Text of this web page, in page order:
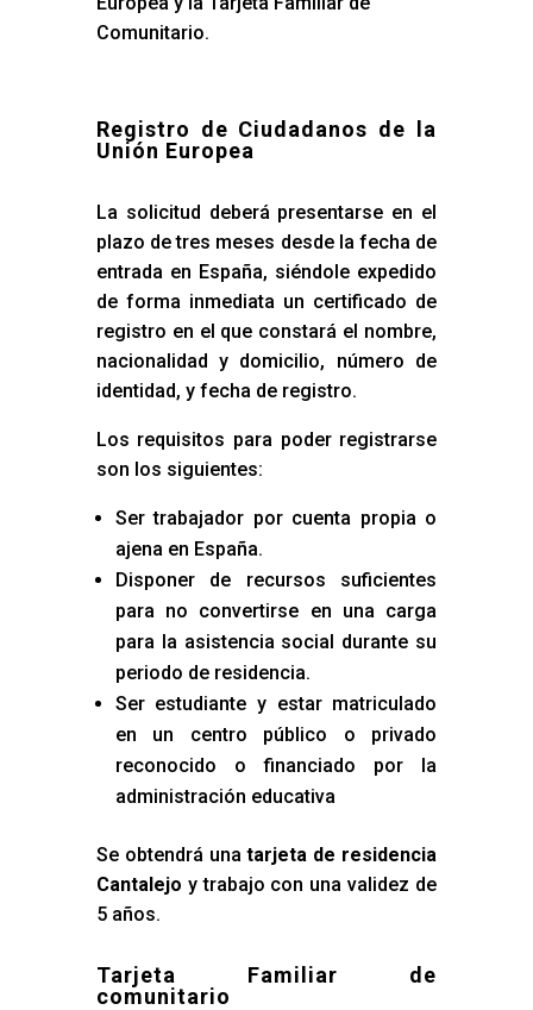
Comunitario.
Registro de Ciudadanos de la
Unión Europea
La solicitud deberá presentarse en el
plazo de tres meses desde la fecha de
entrada en España, siéndole expedido
de forma inmediata un certificado de
registro en el que constará el nombre,
nacionalidad y domicilio, número de
identidad, y fecha de registro.
Los requisitos para poder registrarse
son los siguientes:
Ser trabajador por cuenta propia o
ajena en España.
Disponer de recursos suficientes
para no convertirse en una carga
para la asistencia social durante su
periodo de residencia.
Ser estudiante y estar matriculado
en un centro público o privado
reconocido o financiado por la
administración educativa
Se obtendrá unatarjeta de residencia
Cantalejo y trabajo con una validez de
5 años.
Tarjeta Familiar de
comunitario